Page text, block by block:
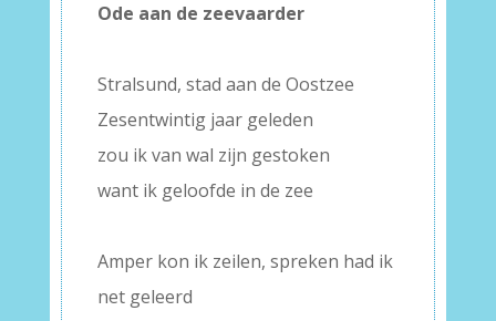
Ode aan de zeevaarder
Stralsund, stad aan de Oostzee
Zesentwintig jaar geleden
zou ik van wal zijn gestoken
want ik geloofde in de zee
Amper kon ik zeilen, spreken had ik
net geleerd